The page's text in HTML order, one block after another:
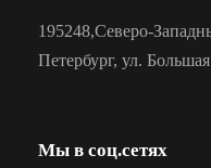
195248,Северо-
Петербург, ул.
Мы в соц.сетях